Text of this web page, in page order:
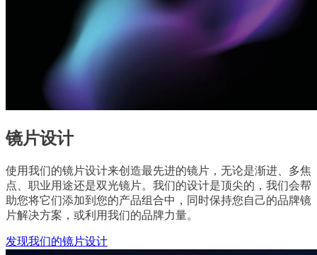
镜片设计
使用我们的镜片设计来创造最先进的镜片，无论是渐进、多焦
点、职业用途还是双光镜片。我们的设计是顶尖的，我们会帮
助您将它们添加到您的产品组合中，同时保持您自己的品牌镜
片解决方案，或利用我们的品牌力量。
发现我们的镜片设计